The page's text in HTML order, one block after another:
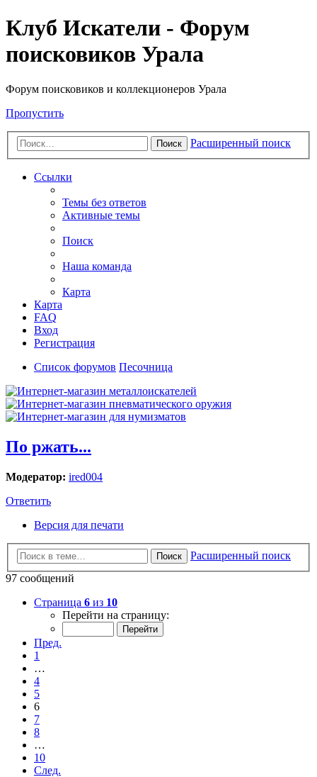
Клуб Искатели - Форум
поисковиков Урала
Форум поисковиков и коллекционеров Урала
Пропустить
Поиск Расширенный поиск
Ссылки
Темы без ответов
Активные темы
Поиск
Наша команда
Карта
Карта
FAQ
Вход
Регистрация
Список форумов Песочница
По ржать...
Модератор: ired004
Ответить
Версия для печати
Поиск
Расширенный поиск
97 сообщений
Страница 6 из 10
Перейти на страницу:
Пред.
1
…
4
5
6
7
8
…
10
След.